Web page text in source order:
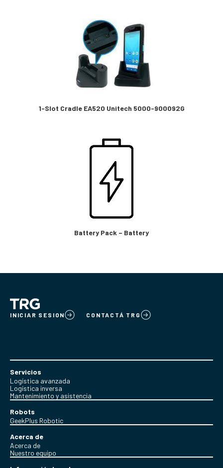
1-Slot Cradle EA520 Unitech 5000-900092G
Battery Pack – Battery
INICIAR SESION CONTACTÁ TRG
Servicios
Logística avanzada
Logística inversa
Mantenimiento y asistencia
Robots
GeekPlus Robotic
Acerca de
Acerca de
Nuestro equipo